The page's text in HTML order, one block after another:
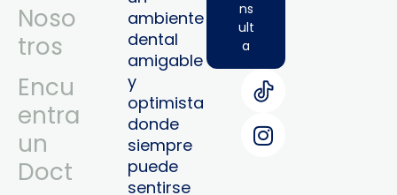
Noso
tros
Encu
entra
un
Doct
ambiente
dental
amigable
y
optimista
donde
siempre
puede
sentirse
ns
ult
a